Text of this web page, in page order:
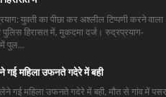
युवती का पीछा कर अश्लील टिप्पणी करने वाला
हिरासत में, मुकदमा दर्ज। रुद्रप्रयाग-
पुल...
गई महिला उफनते गदेरे में बही
गई महिला उफनते गदेरे में बही, मौत से गांव में